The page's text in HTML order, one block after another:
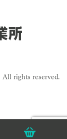
rights reserved.